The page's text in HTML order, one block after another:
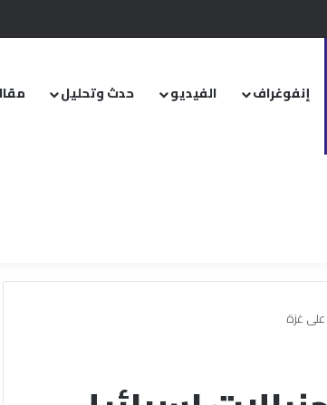
إلى مجلس الشعب
إنفوغراف الفيديو حدث وتحليل
غزة